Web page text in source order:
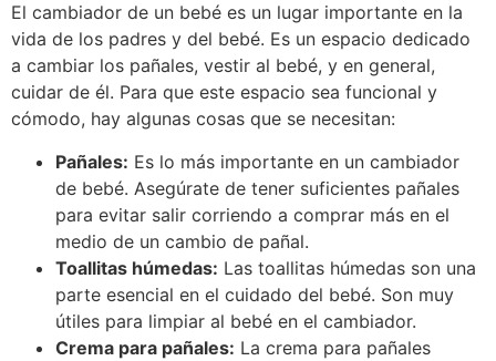
El cambiador de un bebé es un lugar importante en la
vida de los padres y del bebé. Es un espacio dedicado
a cambiar los pañales, vestir al bebé, y en general,
cuidar de él. Para que este espacio sea funcional y
cómodo, hay algunas cosas que se necesitan:
Pañales: Es lo más importante en un cambiador
de bebé. Asegúrate de tener suficientes pañales
para evitar salir corriendo a comprar más en el
medio de un cambio de pañal.
Toallitas húmedas: Las toallitas húmedas son una
parte esencial en el cuidado del bebé. Son muy
útiles para limpiar al bebé en el cambiador.
Crema para pañales: La crema para pañales